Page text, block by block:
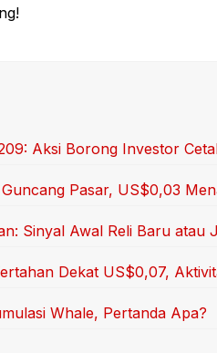
Aksi Borong Investor
Pasar, US$0,03
Sinyal Awal Reli Baru atau
Dekat US$0,07,
Whale, Pertanda Apa?